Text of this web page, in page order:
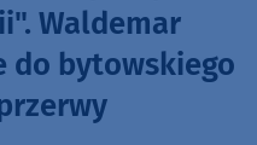
Waldemar
do bytowskiego